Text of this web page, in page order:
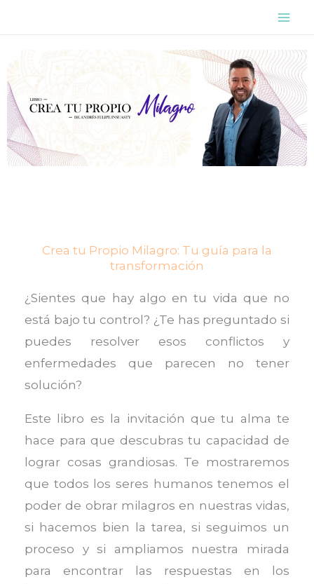
Crea tu Propio Milagro: Tu guía para la
transformación
¿Sientes que hay algo en tu vida que no
está bajo tu control? ¿Te has preguntado si
puedes resolver esos conflictos y
enfermedades que parecen no tener
solución?
Este libro es la invitación que tu alma te
hace para que descubras tu capacidad de
lograr cosas grandiosas. Te mostraremos
que todos los seres humanos tenemos el
poder de obrar milagros en nuestras vidas,
si hacemos bien la tarea, si seguimos un
proceso y si ampliamos nuestra mirada
para encontrar las respuestas en los